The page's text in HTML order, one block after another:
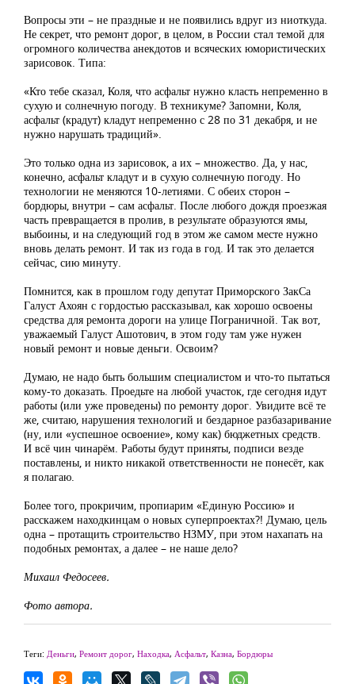
Вопросы эти – не праздные и не появились вдруг из ниоткуда.
Не секрет, что ремонт дорог, в целом, в России стал темой для
огромного количества анекдотов и всяческих юмористических
зарисовок. Типа:
«Кто тебе сказал, Коля, что асфальт нужно класть непременно в
сухую и солнечную погоду. В техникуме? Запомни, Коля,
асфальт (крадут) кладут непременно с 28 по 31 декабря, и не
нужно нарушать традиций».
Это только одна из зарисовок, а их – множество. Да, у нас,
конечно, асфальт кладут и в сухую солнечную погоду. Но
технологии не меняются 10-летиями. С обеих сторон –
бордюры, внутри – сам асфальт. После любого дождя проезжая
часть превращается в пролив, в результате образуются ямы,
выбоины, и на следующий год в этом же самом месте нужно
вновь делать ремонт. И так из года в год. И так это делается
сейчас, сию минуту.
Помнится, как в прошлом году депутат Приморского ЗакСа
Галуст Ахоян с гордостью рассказывал, как хорошо освоены
средства для ремонта дороги на улице Пограничной. Так вот,
уважаемый Галуст Ашотович, в этом году там уже нужен
новый ремонт и новые деньги. Освоим?
Думаю, не надо быть большим специалистом и что-то пытаться
кому-то доказать. Проедьте на любой участок, где сегодня идут
работы (или уже проведены) по ремонту дорог. Увидите всё те
же, считаю, нарушения технологий и бездарное разбазаривание
(ну, или «успешное освоение», кому как) бюджетных средств.
И всё чин чинарём. Работы будут приняты, подписи везде
поставлены, и никто никакой ответственности не понесёт, как
я полагаю.
Более того, прокричим, пропиарим «Единую Россию» и
расскажем находкинцам о новых суперпроектах?! Думаю, цель
одна – протащить строительство НЗМУ, при этом нахапать на
подобных ремонтах, а далее – не наше дело?
Михаил Федосеев.
Фото автора.
Теги: Деньги, Ремонт дорог, Находка, Асфальт, Казна, Бордюры